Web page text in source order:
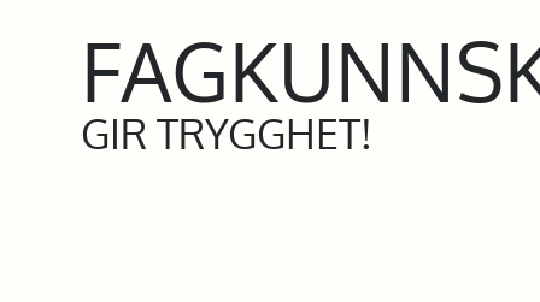
GIR TRYGGHET!